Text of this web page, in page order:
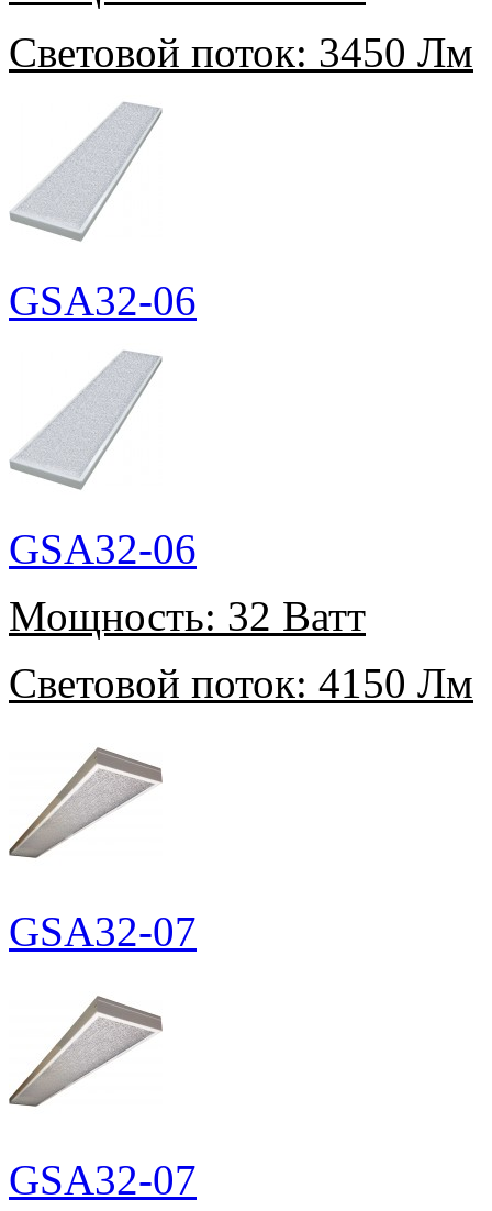
Световой поток: 3450 Лм
GSA32-06
GSA32-06
Мощность: 32 Ватт
Световой поток: 4150 Лм
GSA32-07
GSA32-07